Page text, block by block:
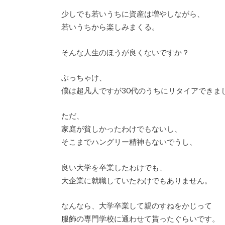
少しでも若いうちに資産は増やしながら、
若いうちから楽しみまくる。
そんな人生のほうが良くないですか？
ぶっちゃけ、
僕は超凡人ですが30代のうちにリタイアできま
ただ、
家庭が貧しかったわけでもないし、
そこまでハングリー精神もないでうし、
良い大学を卒業したわけでも、
大企業に就職していたわけでもありません。
なんなら、大学卒業して親のすねをかじって
服飾の専門学校に通わせて貰ったぐらいです。